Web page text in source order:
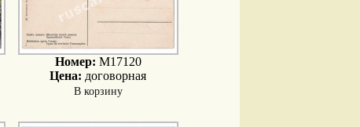
Номер: M17120
Цена: договорная
В корзину